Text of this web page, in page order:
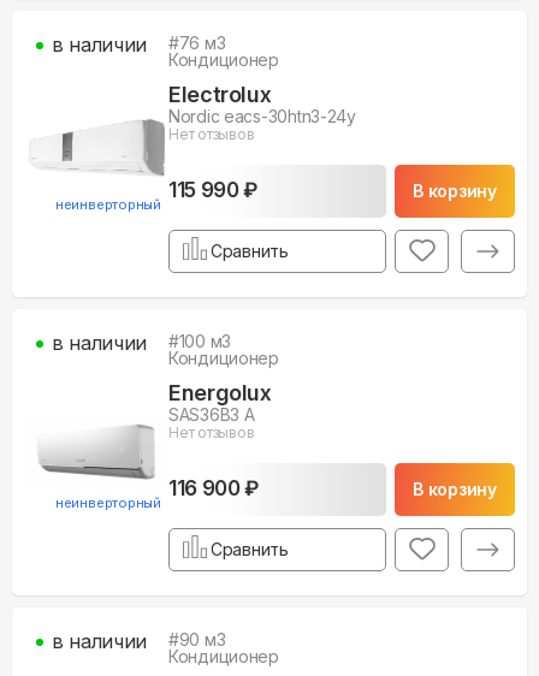
неинверторный
#76 м3
Кондиционер
Electrolux
Nordic eacs-30htn3-24y
Нет отзывов
115 990 ₽ В корзину
в наличии
Сравнить
неинверторный
#100 м3
Кондиционер
Energolux
SAS36B3 A
Нет отзывов
116 900 ₽ В корзину
в наличии
Сравнить
#90 м3
Кондиционер
в наличии